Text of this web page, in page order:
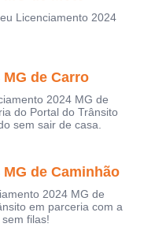
Licenciamento 2024
de Carro
2024 MG de
do Portal do Trânsito
sem sair de casa.
de Caminhão
2024 MG de
em parceria com a
filas!